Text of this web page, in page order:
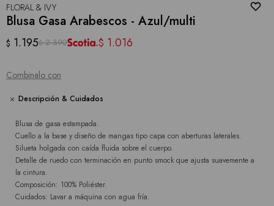
FLORAL & IVY
Blusa Gasa Arabescos - Azul/multi
$ 1.195$ 2.390 $ 1.016
Combinalo con
Descripción & Cuidados
Blusa de gasa estampada.
Cuello a la base y diseño de mangas tipo capa con aberturas laterales.
Silueta holgada con caída fluida sobre el cuerpo.
Detalle de ruedo con terminación en punto smock que ajusta suavemente a
la cintura.
Composición: 100% Poliéster.
Cuidados: Lavar a máquina con agua fría.